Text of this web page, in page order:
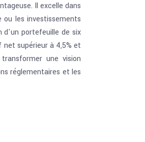
Il excelle dans
les investissements
d'un portefeuille de six
supérieur à 4,5% et
une vision
réglementaires et les